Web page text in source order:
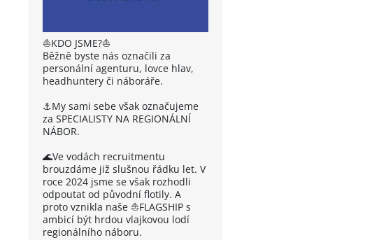
⛵KDO JSME?⛵
Běžně byste nás označili za
personální agenturu, lovce hlav,
headhuntery či náboráře.
⚓My sami sebe však označujeme
za SPECIALISTY NA REGIONÁLNÍ
NÁBOR.
🌊Ve vodách recruitmentu
brouzdáme již slušnou řádku let. V
roce 2024 jsme se však rozhodli
odpoutat od původní flotily. A
proto vznikla naše ⛵FLAGSHIP s
ambicí být hrdou vlajkovou lodí
regionálního náboru.